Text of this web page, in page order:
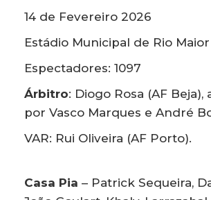
14 de Fevereiro 2026
Estádio Municipal de Rio Maior
Espectadores: 1097
Árbitro: Diogo Rosa (AF Beja),
por Vasco Marques e André
VAR: Rui Oliveira (AF Porto).
Casa Pia – Patrick Sequeira,